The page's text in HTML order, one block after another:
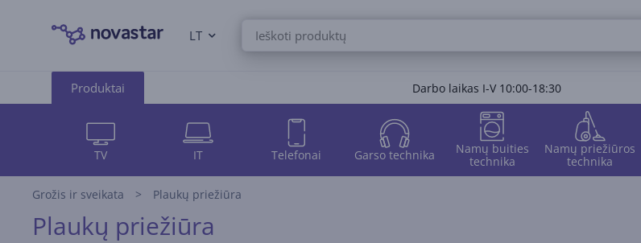
LT
Produktai Darbo laikas I-V 10:00-18:30
TV IT Telefonai Garso technika
Namų buities
technika
Namų priežiūros
technika
Grožis ir sveikata Plaukų priežiūra
Plaukų priežiūra